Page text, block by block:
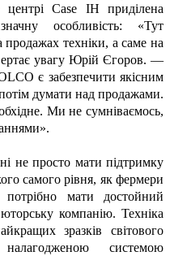
Case IH приділена
особливість: «Тут
техніки, а саме на
увагу Юрій Єгоров. —
є забезпечити якісним
думати над продажами.
Ми не сумніваємось,
не просто мати підтримку
самого рівня, як фермери
мати достойний
компанію. Техніка
зразків світового
налагодженою системою